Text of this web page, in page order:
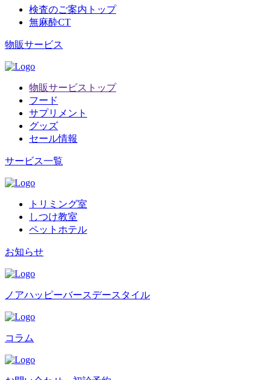
検査のご案内トップ
無麻酔CT
物販サービス
物販サービストップ
フード
サプリメント
グッズ
セール情報
サービス一覧
トリミング室
しつけ教室
ペットホテル
お知らせ
ノアハッピーバースデースタイル
コラム